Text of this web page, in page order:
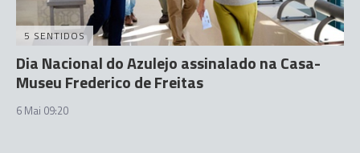
5 SENTIDOS
Dia Nacional do Azulejo assinalado na Casa-
Museu Frederico de Freitas
6 Mai 09:20